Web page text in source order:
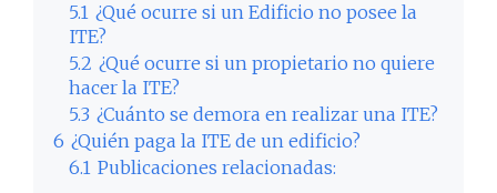
5.1 ¿Qué ocurre si un Edificio no posee la
ITE?
5.2 ¿Qué ocurre si un propietario no quiere
hacer la ITE?
5.3 ¿Cuánto se demora en realizar una ITE?
6 ¿Quién paga la ITE de un edificio?
6.1 Publicaciones relacionadas: